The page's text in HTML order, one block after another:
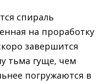
спираль
на проработку
завершится
тьма гуще, чем
погружаются в